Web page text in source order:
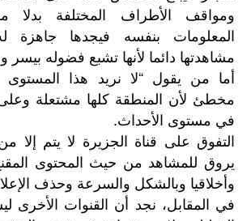
ومواقف الأطراف المختلفة
المعلومات بنفسه فيجدها
مشاهدتها دائما لأنها تشبع فضوله بيسر
أما من يقول “لا نريد هذا المستوى
مخطئ لأن المنطقة كلها مشتعلة وعلى
في مستوى الأحداث.
التفوق على قناة الجزيرة لا يتم إلا
يروق للمشاهد من حيث المحتوى
وأخلاقيا وبالشكل والسرعة وحذف
في المقابل، نجد أن القنوات الأخرى